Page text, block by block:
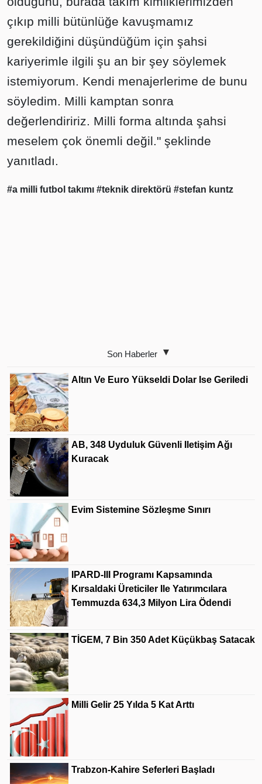
çıkıp milli bütünlüğe kavuşmamız
gerekildiğini düşündüğüm için şahsi
kariyerimle ilgili şu an bir şey söylemek
istemiyorum. Kendi menajerlerime de bunu
söyledim. Milli kamptan sonra
değerlendiririz. Milli forma altında şahsi
meselem çok önemli değil." şeklinde
yanıtladı.
#a milli futbol takımı #teknik direktörü #stefan kuntz
Son Haberler
Altın Ve Euro Yükseldi Dolar Ise Geriledi
AB, 348 Uyduluk Güvenli Iletişim Ağı
Kuracak
Evim Sistemine Sözleşme Sınırı
IPARD-III Programı Kapsamında
Kırsaldaki Üreticiler Ile Yatırımcılara
Temmuzda 634,3 Milyon Lira Ödendi
TİGEM, 7 Bin 350 Adet Küçükbaş Satacak
Milli Gelir 25 Yılda 5 Kat Arttı
Trabzon-Kahire Seferleri Başladı